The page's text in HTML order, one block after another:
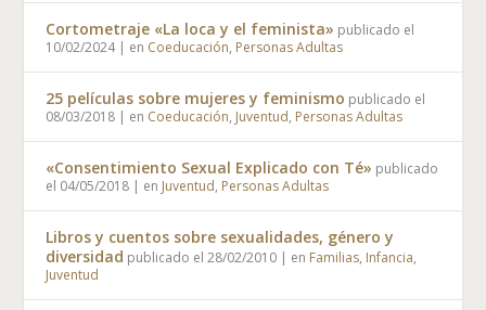
Cortometraje «La loca y el feminista» publicado el
10/02/2024| en Coeducación, Personas Adultas
25 películas sobre mujeres y feminismo publicado el
08/03/2018 | en Coeducación, Juventud, Personas Adultas
«Consentimiento Sexual Explicado con Té» publicado
el 04/05/2018 | en Juventud, Personas Adultas
Libros y cuentos sobre sexualidades, género y
diversidad publicado el 28/02/2010 | en Familias, Infancia,
Juventud